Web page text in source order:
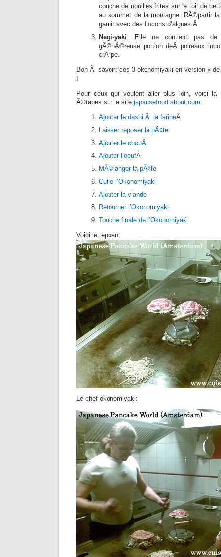
couche de nouilles frites sur le toit de
au sommet de la montagne. RÃ©partir
garnir avec des flocons d’algues.Â
Negi-yaki: Elle ne contient pas de
gÃ©nÃ©reuse portion deÂ poireaux
crÃªpe.
Bon Ã savoir: ces 3 okonomiyaki en version «
!
Pour ceux qui veulent aller plus loin, voici la
Ã©tapes sur le site japansefood.about.com:
Ajouter le dashi Ã la farineÂ
Laisser reposer la pÃ¢te
Ajouter le chouÂ
Ajouter l’oeufÂ
MÃ©langer la pÃ¢te
Cuire l’Okonomiyaki
Ajouter la viande
Retourner l’Okonomiyaki
Touche finale de l’Okonomiyaki
Voici le teppan:
Le chef okonomiyaki: